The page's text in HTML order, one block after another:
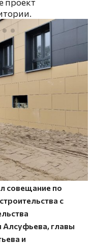
совещание по
с
Алсуфьева, главы
и